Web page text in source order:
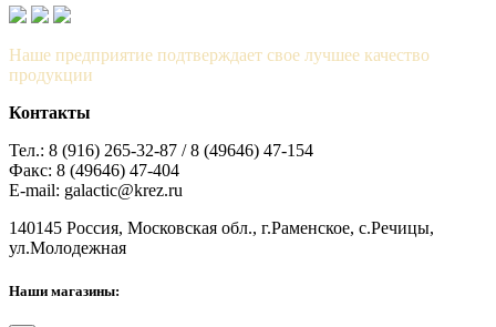
Наше предприятие подтверждает свое лучшее качество
продукции
Контакты
Тел.: 8 (916) 265-32-87 / 8 (49646) 47-154
Факс: 8 (49646) 47-404
E-mail: galactic@krez.ru
140145 Россия, Московская обл., г.Раменское, с.Речицы,
ул.Молодежная
Наши магазины: